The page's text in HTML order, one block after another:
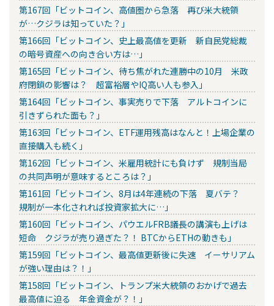
第167回「ビットコイン、高値圏から急落 再び米大統領
が…クジラは知っていた？」
第166回「ビットコイン、史上最高値を更新 新自民党総裁
の暗号資産への向き合い方は…」
第165回「ビットコイン、待ち焦がれた連勝中の10月 米政
府閉鎖の影響は？ 超富裕層やIQ高い人も参入」
第164回「ビットコイン、事実売りで下落 アルトコインに
引きずられた面も？」
第163回「ビットコイン、ETF運用残高はなんと！上場企業の
直接購入も続く」
第162回「ビットコイン、米雇用統計にも負けず 規制当局
の共同声明が意味するところは？」
第161回「ビットコイン、8月は4年連続の下落 夏バテ？
規制が一本化されれば投資家拡大に…」
第160回「ビットコイン、パウエルFRB議長の講演も上げは
短命 クジラが売り過ぎた？！ BTCからETHの動きも」
第159回「ビットコイン、最高値更新後に失速 イーサリアム
が強い理由は？！」
第158回「ビットコイン、トランプ米大統領のおかげで過去
最高値に迫る 年金資金が？！」